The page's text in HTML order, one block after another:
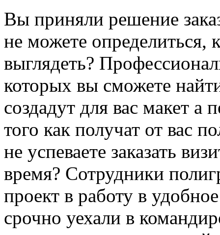
Вы приняли решение
не можете
выглядеть?
которых вы сможете
создадут для вас макет а
того как получат от вас
не успеваете заказать
время? Сотрудники
проект в работу в
срочно уехали в